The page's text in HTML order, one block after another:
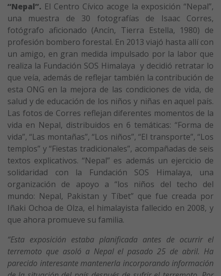
“Nepal”. El Centro Cívico acoge la exposición “Nepal”,
una muestra de 30 fotografías de Isaac Corres,
fotógrafo aficionado (Ancín, Tierra Estella, 1980) de
profesión bombero forestal. En 2013 viajó hasta allí con
un amigo, en gran medida impulsado por la labor que
realiza la Fundación SOS Himalaya y decidió retratar lo
que veía, además de reflejar también la contribución de
esta ONG en la mejora de las condiciones de vida, de
salud y de educación de los niños y niñas en aquel país.
Las fotos de Corres reflejan diferentes momentos de la
vida en Nepal, distribuidos en 6 temáticas: “Forma de
vida”, “Las montañas”, “Los niños”, “El transporte”, “Los
templos” y “Fiestas tradicionales”, acompañadas de seis
textos explicativos. “Nepal” es además un ejercicio de
solidaridad con la Fundación SOS Himalaya, una
organización de apoyo a “los niños del techo del
mundo: Nepal, Pakistan y Tíbet” que fue creada por
Iñaki Ochoa de Olza, el himalayista fallecido en 2008, y
que ahora promueve su familia.
“Esta exposición estaba planificada antes de ocurrir el
terremoto que asoló a Nepal el pasado 25 de abril. Ha
parecido interesante mantenerla incorporando información